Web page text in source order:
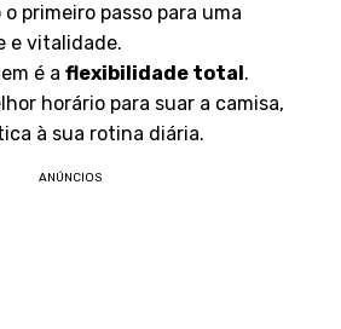
primeiro passo para uma
e vitalidade.
é a flexibilidade total.
horário para suar a camisa,
à sua rotina diária.
ANÚNCIOS